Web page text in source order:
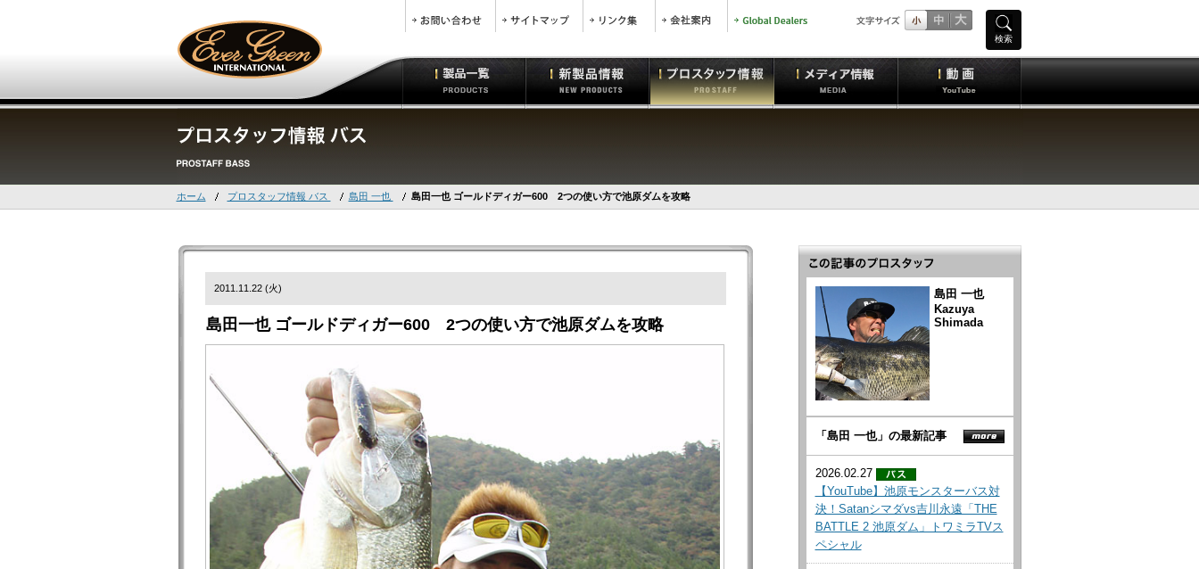
検索
ホーム プロスタッフ情報 バス 島田 一也 島田一也 ゴールドディガー600 2つの使い方で池原ダムを攻略
2011.11.22 (火)
島田一也 ゴールドディガー600 2つの使い方で池原ダムを攻略
島田 一也
Kazuya
Shimada
「島田 一也」の最新記事
2026.02.27
【YouTube】池原モンスターバス対
決！Satanシマダvs吉川永遠「THE
BATTLE 2 池原ダム」トワミラTVス
ペシャル